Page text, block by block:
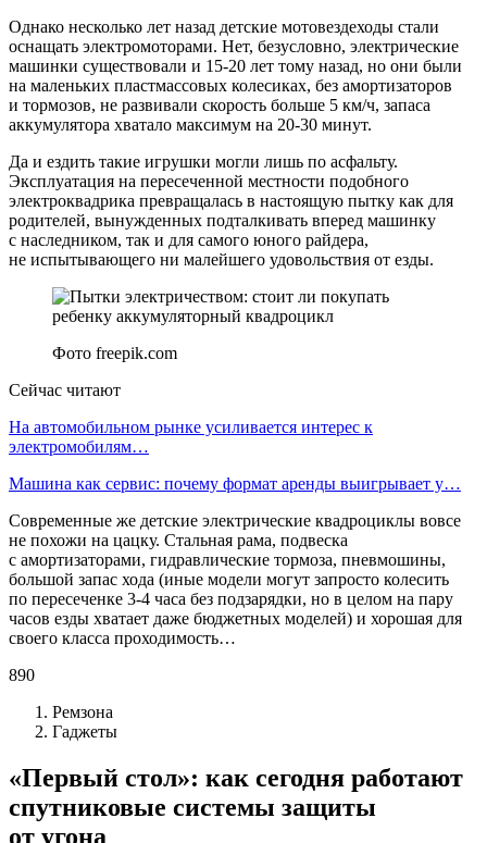
Однако несколько лет назад детские мотовездеходы стали
оснащать электромоторами. Нет, безусловно, электрические
машинки существовали и 15-20 лет тому назад, но они были
на маленьких пластмассовых колесиках, без амортизаторов
и тормозов, не развивали скорость больше 5 км/ч, запаса
аккумулятора хватало максимум на 20-30 минут.
Да и ездить такие игрушки могли лишь по асфальту.
Эксплуатация на пересеченной местности подобного
электроквадрика превращалась в настоящую пытку как для
родителей, вынужденных подталкивать вперед машинку
с наследником, так и для самого юного райдера,
не испытывающего ни малейшего удовольствия от езды.
Фото freepik.com
Сейчас читают
На автомобильном рынке усиливается интерес к
электромобилям…
Машина как сервис: почему формат аренды выигрывает у…
Современные же детские электрические квадроциклы вовсе
не похожи на цацку. Стальная рама, подвеска
с амортизаторами, гидравлические тормоза, пневмошины,
большой запас хода (иные модели могут запросто колесить
по пересеченке 3-4 часа без подзарядки, но в целом на пару
часов езды хватает даже бюджетных моделей) и хорошая для
своего класса проходимость…
890
Ремзона
Гаджеты
«Первый стол»: как сегодня работают
спутниковые системы защиты
от угона